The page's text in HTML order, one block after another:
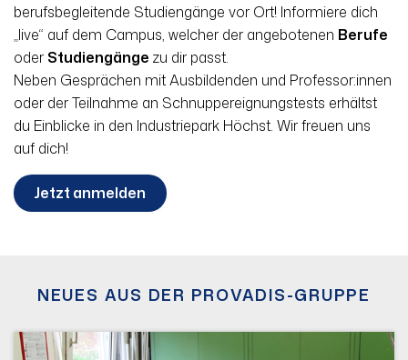
berufsbegleitende Studiengänge vor Ort! Informiere dich
„live“ auf dem Campus, welcher der angebotenen Berufe
oder Studiengänge zu dir passt.
Neben Gesprächen mit Ausbildenden und Professor:innen
oder der Teilnahme an Schnuppereignungstests erhältst
du Einblicke in den Industriepark Höchst. Wir freuen uns
auf dich!
Jetzt anmelden
NEUES AUS DER PROVADIS-GRUPPE